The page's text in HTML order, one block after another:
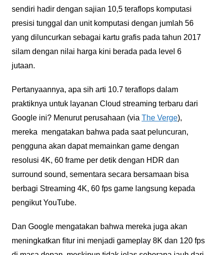
sendiri hadir dengan sajian 10,5 teraflops komputasi
presisi tunggal dan unit komputasi dengan jumlah 56
yang diluncurkan sebagai kartu grafis pada tahun 2017
silam dengan nilai harga kini berada pada level 6
jutaan.
Pertanyaannya, apa sih arti 10.7 teraflops dalam
praktiknya untuk layanan Cloud streaming terbaru dari
Google ini? Menurut perusahaan (via The Verge),
mereka mengatakan bahwa pada saat peluncuran,
pengguna akan dapat memainkan game dengan
resolusi 4K, 60 frame per detik dengan HDR dan
surround sound, sementara secara bersamaan bisa
berbagi Streaming 4K, 60 fps game langsung kepada
pengikut YouTube.
Dan Google mengatakan bahwa mereka juga akan
meningkatkan fitur ini menjadi gameplay 8K dan 120 fps